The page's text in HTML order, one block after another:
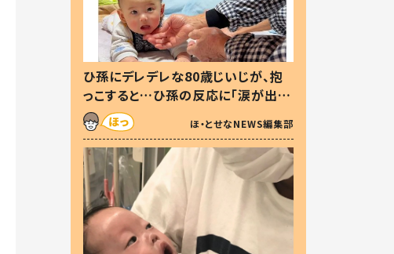
ひ孫にデレデレな80歳じいじが、抱
っこすると…ひ孫の反応に「涙が出ま
した」「可愛くて仕方ない」
ほ・とせなNEWS編集部